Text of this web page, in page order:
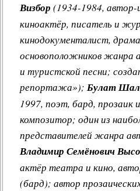
Визбор (1934-1984, автор-
киноактёр, писатель и
кинодокументалист,
основоположников жанра
и туристской песни;
репортажа»); Булат
1997, поэт, бард, прозаик
композитор; один из
представителей жанра
Владимир Семёнович
актёр театра и кино,
(бард); автор